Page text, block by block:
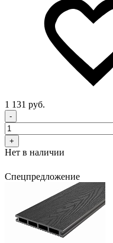
1 131 руб.
-
+
Нет в наличии
Спецпредложение